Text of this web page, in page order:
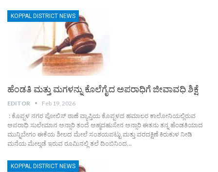
KOPPAL DISTRICT NEWS
ಹೆಂಡತಿ ಮತ್ತು ಮಗಳನ್ನು ಕೊಲೆಗೈದ ಅಪರಾಧಿಗೆ ಜೀವಾವಧಿ ಶಿಕ್ಷೆ
EDITOR Feb 19, 2026
: ಕೊಪ್ಪಳ ನಗರ ಪೋಲಿಸ್ ಠಾಣೆ ವ್ಯಾಪ್ತಿಯ ಕೊಪ್ಪಳದ ಹಮಾಲರ ಕಾಲೋನಿಯಲ್ಲಿರುವ
ಅಪರಾಧಿ ಸುಲೇಮಾನ ಅನ್ಸಾರಿ ತಂದೆ ಅಹ್ಮದಹುಸೇನ ಅನ್ಸಾರಿ ಈತನು ತನ್ನ ಹೆಂಡತಿಯಾದ
ಮುನ್ನಿಬೇಗಂ ಈಕೆಯ ಶೀಲದ ಮೇಲೆ ಸಂಶಯಪಟ್ಟು ಮತ್ತು ವರದಕ್ಷಿಣೆ ಕಿರುಕುಳ ನೀಡಿ
ಮನೆಯ ಮೇಲ್ಗಡೆ ಇರುವ ರೂಮಿನಲ್ಲಿ ತಲೆ ದಿಂಬಿನಿಂದ…
KOPPAL DISTRICT NEWS